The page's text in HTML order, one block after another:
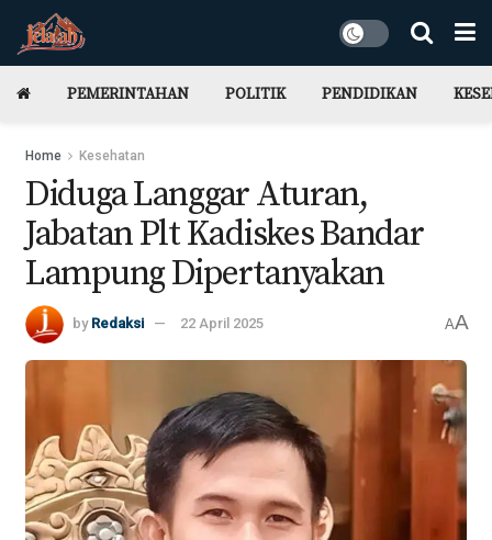
PEMERINTAHAN POLITIK PENDIDIKAN
Home Kesehatan
Diduga Langgar Aturan,
Jabatan Plt Kadiskes Bandar
Lampung Dipertanyakan
by Redaksi 22 April 2025 AA